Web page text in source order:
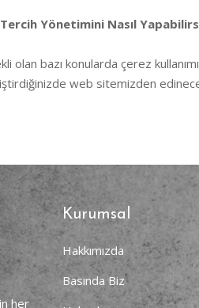
Yönetimini Nasıl
olan bazı konularda çerez
web sitemizden
her
Kurumsal
Hakkımızda
Basında Biz